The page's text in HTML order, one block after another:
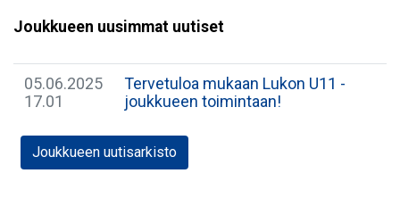
Joukkueen uusimmat uutiset
05.06.2025
17.01
Tervetuloa mukaan Lukon U11 -
joukkueen toimintaan!
Joukkueen uutisarkisto